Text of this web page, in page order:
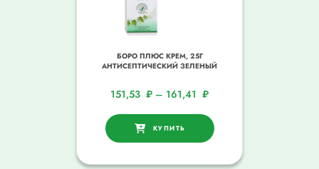
БОРО ПЛЮС КРЕМ, 25Г
АНТИСЕПТИЧЕСКИЙ ЗЕЛЕНЫЙ
151,53 ₽ – 161,41 ₽
КУПИТЬ